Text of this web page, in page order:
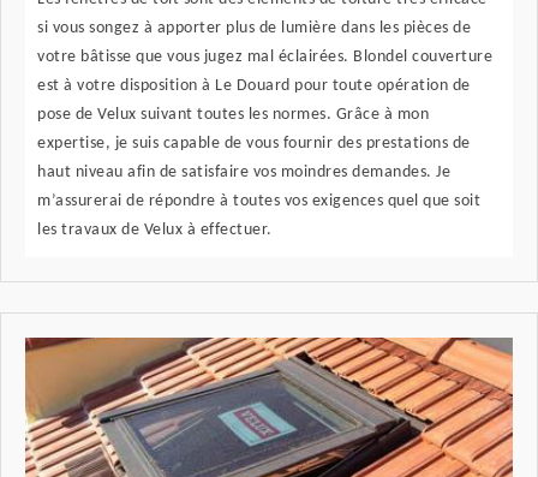
si vous songez à apporter plus de lumière dans les pièces de
votre bâtisse que vous jugez mal éclairées. Blondel couverture
est à votre disposition à Le Douard pour toute opération de
pose de Velux suivant toutes les normes. Grâce à mon
expertise, je suis capable de vous fournir des prestations de
haut niveau afin de satisfaire vos moindres demandes. Je
m’assurerai de répondre à toutes vos exigences quel que soit
les travaux de Velux à effectuer.